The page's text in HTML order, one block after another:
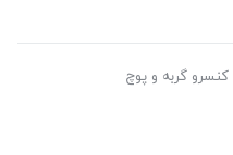
کنسرو گربه و پوچ